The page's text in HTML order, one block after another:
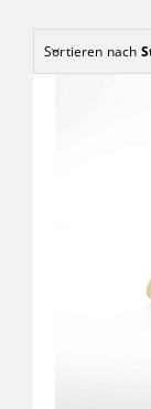
Kinder
Förderung
Sortieren nach